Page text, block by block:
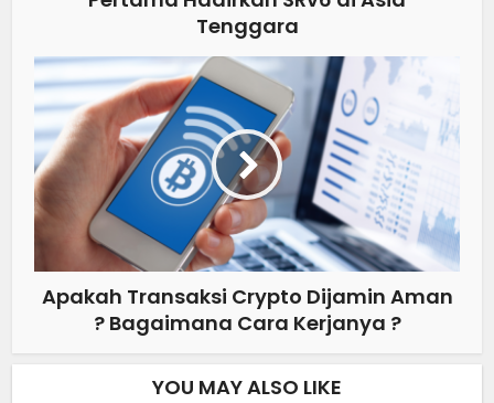
Tenggara
Apakah Transaksi Crypto Dijamin Aman
? Bagaimana Cara Kerjanya ?
YOU MAY ALSO LIKE